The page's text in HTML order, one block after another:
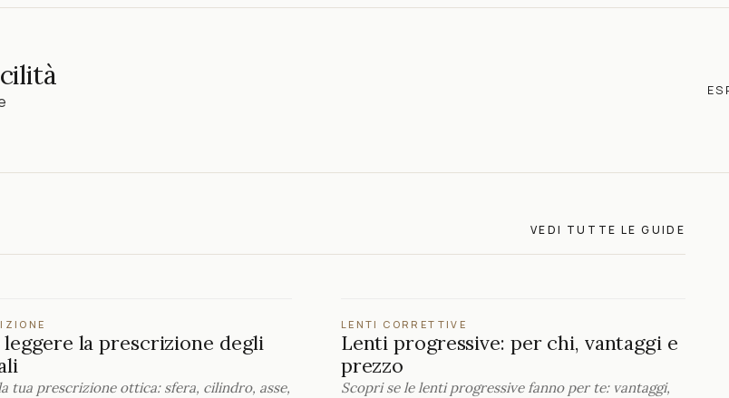
VEDI TUTTE LE GUIDE
leggere la prescrizione degli
tua prescrizione ottica: sfera, cilindro, asse,
LENTI CORRETTIVE
Lenti progressive: per chi, vantaggi e
prezzo
Scopri se le lenti progressive fanno per te: vantaggi,